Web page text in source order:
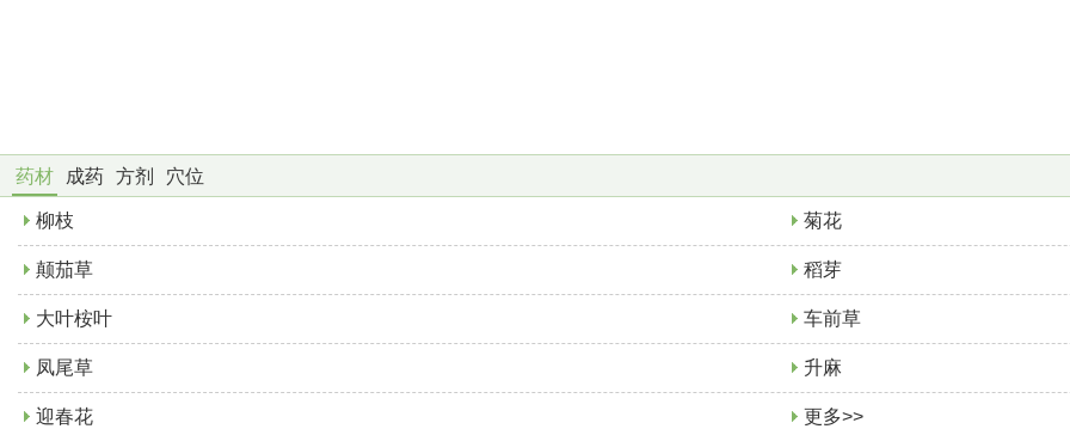
药材 成药 方剂 穴位
柳枝 菊花
颠茄草 稻芽
大叶桉叶 车前草
凤尾草 升麻
迎春花 更多>>